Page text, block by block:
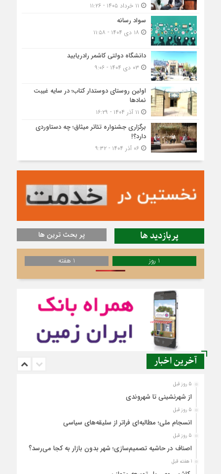
سواد رسانه
دانشگاه دولتی کاشمر‌ رادریابید
اولین روستای دوستدار کتاب؛ در سایه غیبت
نمادها
برگزاری جشنواره تئاتر میثاق؛ چه دستاوردی
دارد؟!
۰۶ آذر ۱۴۰۴ - ۹:۳۲
پربازدید ها پر بحث ترین ها
1 روز 1 هفته
آخرین اخبار
5 روز قبل
از شهرنشینی تا شهروندی
5 روز قبل
انسجام ملی؛ مطالبه‌ای فراتر از سلیقه‌های سیاسی
5 روز قبل
اصناف در حاشیه تصمیم‌سازی؛ شهر بدون بازار به کجا می‌رسد؟
1 هفته قبل